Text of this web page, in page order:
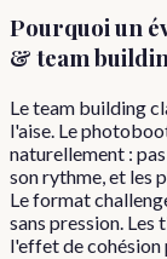
Pourquoiun
& team
Le team building
l'aise. Le
naturellement :
son rythme, et les
Le format
sans pression.
l'effet de cohésion